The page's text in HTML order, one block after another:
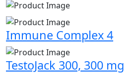
Immune Complex 4
TestoJack 300, 300 mg